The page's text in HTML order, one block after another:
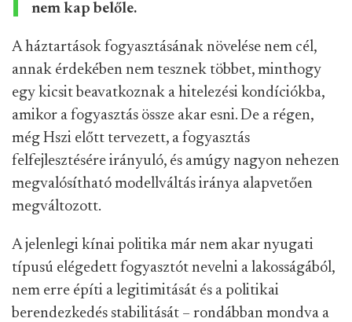
nem kap belőle.
A háztartások fogyasztásának növelése nem cél,
annak érdekében nem tesznek többet, minthogy
egy kicsit beavatkoznak a hitelezési kondíciókba,
amikor a fogyasztás össze akar esni. De a régen,
még Hszi előtt tervezett, a fogyasztás
felfejlesztésére irányuló, és amúgy nagyon nehezen
megvalósítható modellváltás iránya alapvetően
megváltozott.
A jelenlegi kínai politika már nem akar nyugati
típusú elégedett fogyasztót nevelni a lakosságából,
nem erre építi a legitimitását és a politikai
berendezkedés stabilitását – rondábban mondva a